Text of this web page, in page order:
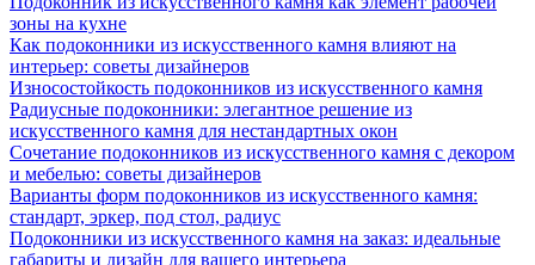
зоны на кухне
Как подоконники из искусственного камня влияют на
интерьер: советы дизайнеров
Износостойкость подоконников из искусственного камня
Радиусные подоконники: элегантное решение из
искусственного камня для нестандартных окон
Сочетание подоконников из искусственного камня с декором
и мебелью: советы дизайнеров
Варианты форм подоконников из искусственного камня:
стандарт, эркер, под стол, радиус
Подоконники из искусственного камня на заказ: идеальные
габариты и дизайн для вашего интерьера